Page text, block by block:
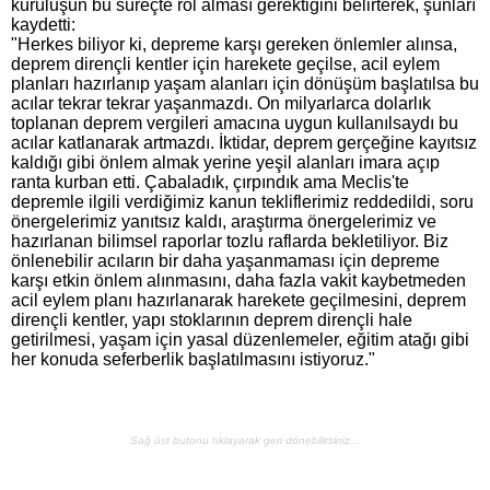
kuruluşun bu süreçte rol alması gerektiğini belirterek, şunları
kaydetti:
"Herkes biliyor ki, depreme karşı gereken önlemler alınsa,
deprem dirençli kentler için harekete geçilse, acil eylem
planları hazırlanıp yaşam alanları için dönüşüm başlatılsa bu
acılar tekrar tekrar yaşanmazdı. On milyarlarca dolarlık
toplanan deprem vergileri amacına uygun kullanılsaydı bu
acılar katlanarak artmazdı. İktidar, deprem gerçeğine kayıtsız
kaldığı gibi önlem almak yerine yeşil alanları imara açıp
ranta kurban etti. Çabaladık, çırpındık ama Meclis'te
depremle ilgili verdiğimiz kanun tekliflerimiz reddedildi, soru
önergelerimiz yanıtsız kaldı, araştırma önergelerimiz ve
hazırlanan bilimsel raporlar tozlu raflarda bekletiliyor. Biz
önlenebilir acıların bir daha yaşanmaması için depreme
karşı etkin önlem alınmasını, daha fazla vakit kaybetmeden
acil eylem planı hazırlanarak harekete geçilmesini, deprem
dirençli kentler, yapı stoklarının deprem dirençli hale
getirilmesi, yaşam için yasal düzenlemeler, eğitim atağı gibi
her konuda seferberlik başlatılmasını istiyoruz."
Sağ üst butonu tıklayarak geri dönebilirsiniz...